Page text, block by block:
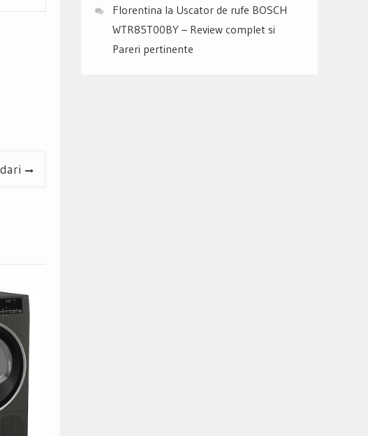
Florentina la Uscator de rufe BOSCH
WTR85T00BY – Review complet si
Pareri pertinente